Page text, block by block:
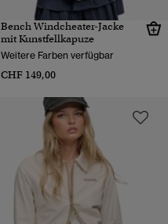
Bench Windcheater-Jacke
mit Kunstfellkapuze
Weitere Farben verfügbar
CHF 149,00